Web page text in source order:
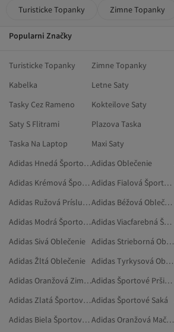
Turisticke Topanky Zimne Topanky
Popularni Značky
Turisticke Topanky Zimne Topanky
Kabelka
Letne Saty
Tasky Cez Rameno
Kokteilove Saty
Saty S Flitrami
Plazova Taska
Taska Na Laptop
Maxi Saty
Adidas Hnedá Športové OblečenieAdidas Oblečenie
Adidas Krémová Športové Oblečenie
Adidas Fialová Športové Oblečenie
Adidas Ružová Príslušenstvo
Adidas Béžová Oblečenie
Adidas Modrá Športové Oblečenie
Adidas Viacfarebná Športové Oblečenie
Adidas Sivá Oblečenie
Adidas Strieborná Oblečenie
Adidas Žltá Oblečenie
Adidas Tyrkysová Oblečenie
Adidas Oranžová Zimné Bundy
Adidas Športové Pršiplášte A Vetrovky
Adidas Zlatá Športové OblečenieAdidas Športové Saká
Adidas Biela Športové Oblečenie
Adidas Oranžová Mačky